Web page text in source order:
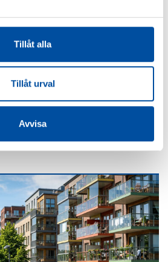
Tillåt alla
Tillåt urval
Avvisa
lönsam – svensk modell väcker